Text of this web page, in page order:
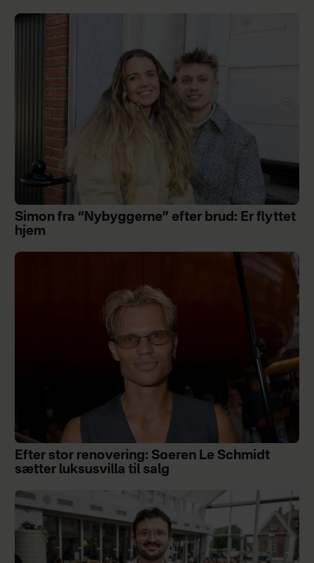
Simon fra “Nybyggerne” efter brud: Er flyttet
hjem
Efter stor renovering: Soeren Le Schmidt
sætter luksusvilla til salg